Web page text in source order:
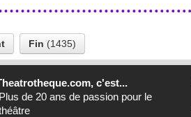
Fin (1435)
c'est...
Plus de 20 ans de passion pour le